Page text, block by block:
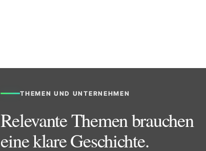
THEMEN UND UNTERNEHMEN
Relevante Themen brauchen
eine klare Geschichte.